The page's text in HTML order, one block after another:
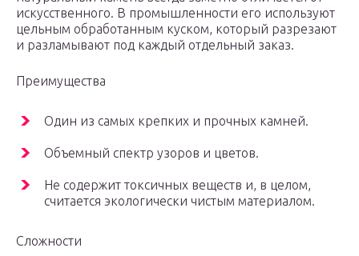
искусственного. В промышленности его используют
цельным обработанным куском, который разрезают
и разламывают под каждый отдельный заказ.
Преимущества
Один из самых крепких и прочных камней.
Объемный спектр узоров и цветов.
Не содержит токсичных веществ и, в целом,
считается экологически чистым материалом.
Сложности